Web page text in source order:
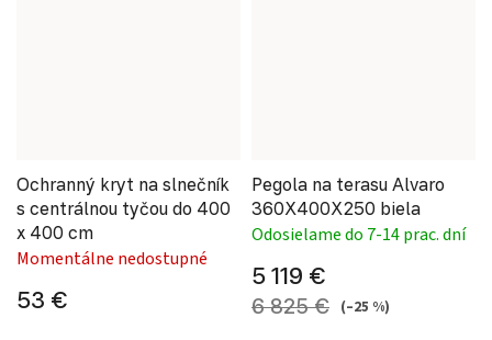
Ochranný kryt na slnečník
s centrálnou tyčou do 400
x 400 cm
Momentálne nedostupné
53 €
Pegola na terasu Alvaro
360X400X250 biela
Odosielame do 7-14 prac. dní
5 119 €
6 825 € (–25 %)